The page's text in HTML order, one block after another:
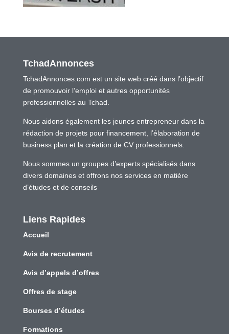
TchadAnnonces
TchadAnnonces.com est un site web créé dans l’objectif
de promouvoir l’emploi et autres opportunités
professionnelles au Tchad.
Nous aidons également les jeunes entrepreneur dans la
rédaction de projets pour financement, l’élaboration de
business plan et la création de CV professionnels.
Nous sommes un groupes d’experts spécialisés dans
divers domaines et offrons nos services en matière
d’études et de conseils
Liens Rapides
Accueil
Avis de recrutement
Avis d’appels d’offres
Offres de stage
Bourses d’études
Formations